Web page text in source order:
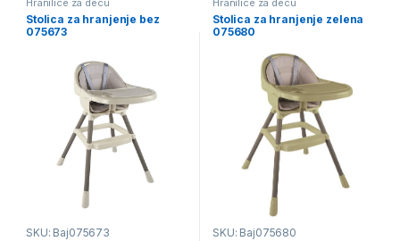
Hranilice za decu
Stolica za hranjenje bez
075673
SKU: Baj075673
Hranilice za decu
Stolica za hranjenje zelena
075680
SKU: Baj075680